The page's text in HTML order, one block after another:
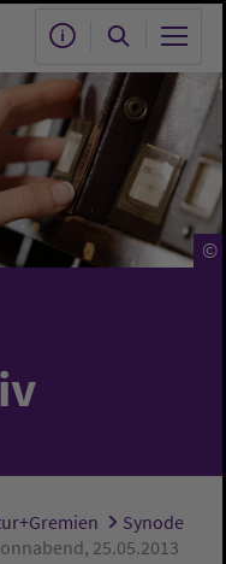
©
Synode
25.05.2013